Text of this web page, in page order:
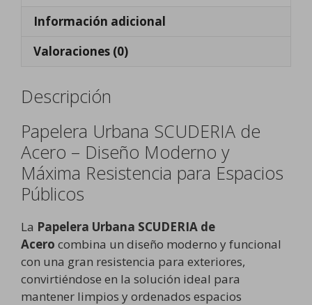
Información adicional
Valoraciones (0)
Descripción
Papelera Urbana SCUDERIA de
Acero – Diseño Moderno y
Máxima Resistencia para Espacios
Públicos
La Papelera Urbana SCUDERIA de
Acero combina un diseño moderno y funcional
con una gran resistencia para exteriores,
convirtiéndose en la solución ideal para
mantener limpios y ordenados espacios